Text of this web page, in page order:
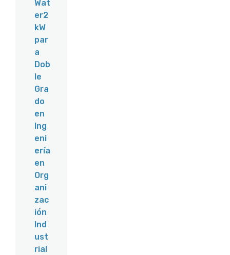
Wat
er2
kW
par
a
Dob
le
Gra
do
en
Ing
eni
ería
en
Org
ani
zac
ión
Ind
ust
rial